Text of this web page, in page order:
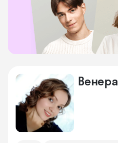
Венера